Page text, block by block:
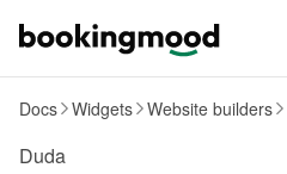
Docs Widgets Website builders
Duda